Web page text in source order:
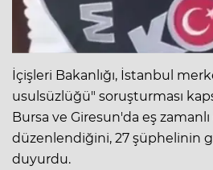
İçişleri Bakanlığı, İstanbul
usulsüzlüğü" soruşturması
Bursa ve Giresun'da eş
düzenlendiğini, 27 şüphelinin
duyurdu.